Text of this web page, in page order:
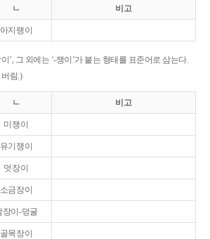
ㄴ 비고
아지랭이
’, 그 외에는 ‘-쟁이’가 붙는 형태를 표준어로 삼는다.
림.)
ㄴ 비고
미쟁이
유기쟁이
멋장이
소금장이
장이-덩굴
골목장이